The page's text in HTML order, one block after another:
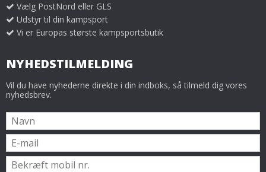
Vælg PostNord eller GLS
Udstyr til din kampsport
Vi er Europas største kampsportsbutik
NYHEDSTILMELDING
Vil du have nyhederne direkte i din indboks, så tilmeld dig vores
nyhedsbrev.